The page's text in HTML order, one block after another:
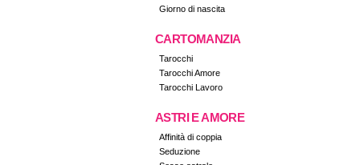
Giorno di nascita
CARTOMANZIA
Tarocchi
Tarocchi Amore
Tarocchi Lavoro
ASTRI E AMORE
Affinità di coppia
Seduzione